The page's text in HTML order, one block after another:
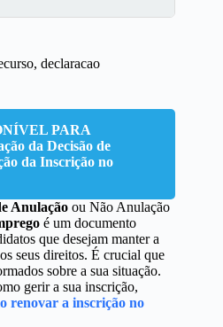
declaracao
PARA
da Decisão de
da Inscrição no
Anulação ou Não Anulação
é um documento
que desejam manter a
seus direitos. É crucial que
sobre a sua situação.
gerir a sua inscrição,
renovar a inscrição no